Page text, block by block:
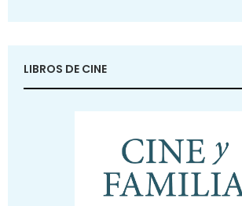
LIBROS DE CINE